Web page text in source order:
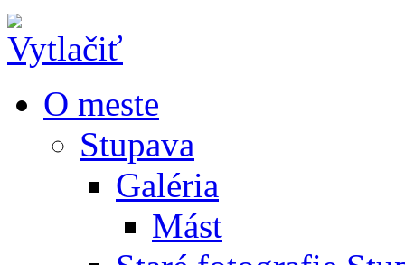
O meste
Stupava
Galéria
Mást